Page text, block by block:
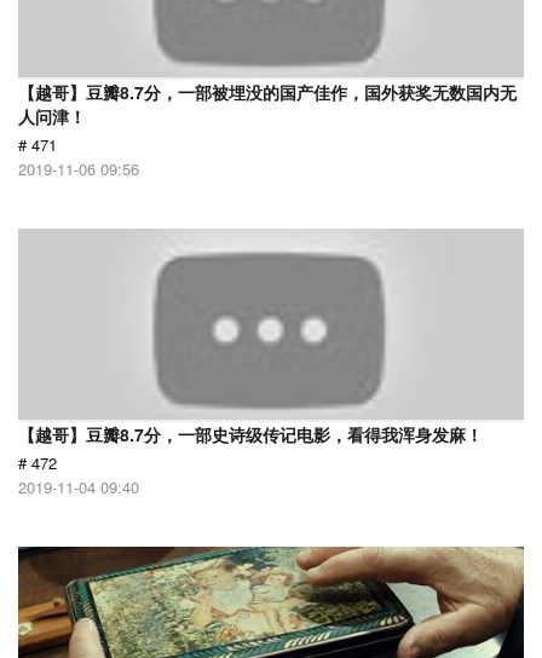
【越哥】豆瓣8.7分，一部被埋没的国产佳作，国外获奖无数国内无
人问津！
# 471
2019-11-06 09:56
【越哥】豆瓣8.7分，一部史诗级传记电影，看得我浑身发麻！
# 472
2019-11-04 09:40